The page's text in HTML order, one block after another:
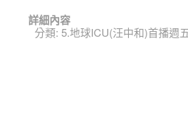
詳細內容
分類: 5.地球ICU(汪中和)首播週